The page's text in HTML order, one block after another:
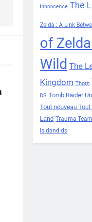
Innoncence The
Zelda : A Link
of
Wild The
Kingdom Thorn
DS Tomb Raider
Tout nouveau
Land Trauma Team
Isldand ds